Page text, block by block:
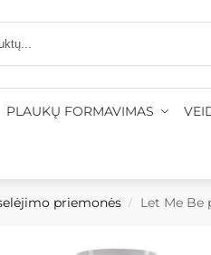
PLAUKŲ FORMAVIMAS
priemonės / Let Me Be